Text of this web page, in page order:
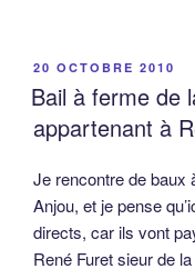
PUBLIÉ
LE
20 OCTOBRE 2010
Bail à ferme de
appartenant à
Je rencontre de baux
Anjou, et je pense
directs, car ils vont
René Furet sieur de